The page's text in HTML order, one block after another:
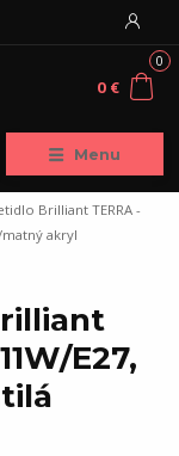
Menu
0
0 €
Brilliant TERRA -
akryl
E27,